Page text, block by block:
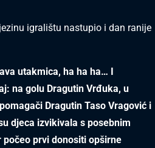
igralištu nastupio i dan ranije
utakmica, ha ha ha… I
na golu Dragutin Vrđuka, u
Dragutin Taso Vragović i
djeca izvikivala s posebnim
prvi donositi opširne